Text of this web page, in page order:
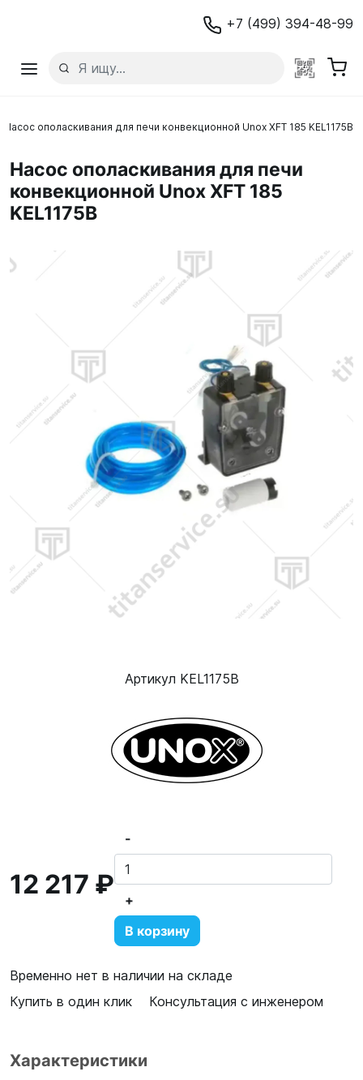
+7 (499) 394-48-99
Насос ополаскивания для печи конвекционной Unox XFT 185 KEL1175B
Насос ополаскивания для печи
конвекционной Unox XFT 185
KEL1175B
Артикул KEL1175B
12 217 ₽
-
+
В корзину
Временно нет в наличии на складе
Купить в один клик
Консультация с инженером
Характеристики